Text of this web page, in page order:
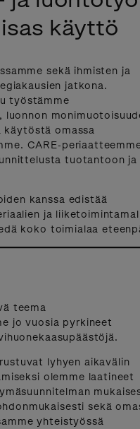
käyttö
sekä ihmisten ja
jatkona.
työstämme
käytöstä omassa
tuotantoon ja
kanssa edistää
ja
koko toimialaa
teema
jo vuosia pyrkineet
lyhyen aikavälin
olemme laatineet
sekä
yhteistyössä